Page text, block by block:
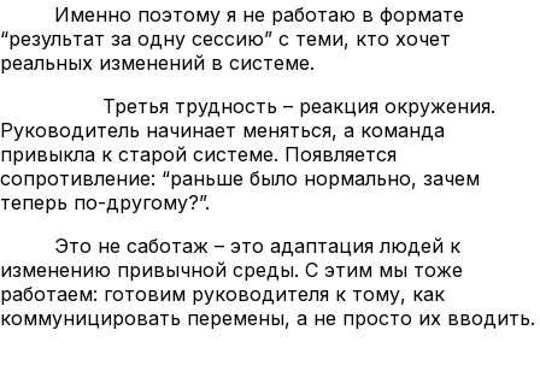
Именно поэтому я не работаю в формате
“результат за одну сессию” с теми, кто хочет
реальных изменений в системе.
Третья трудность – реакция окружения.
Руководитель начинает меняться, а команда
привыкла к старой системе. Появляется
сопротивление: “раньше было нормально, зачем
теперь по-другому?”.
Это не саботаж – это адаптация людей к
изменению привычной среды. С этим мы тоже
работаем: готовим руководителя к тому, как
коммуницировать перемены, а не просто их вводить.